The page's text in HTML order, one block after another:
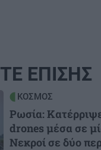
ΕΠΙΣΗΣ
ΚΟΣΜΟΣ
Ρωσία:
drones μέσα σε
Νεκροί σε δύο